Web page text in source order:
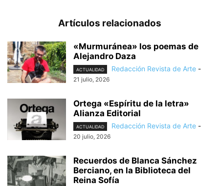
Artículos relacionados
«Murmuránea» los poemas de
Alejandro Daza
ACTUALIDAD Redacción Revista de Arte -
21 julio, 2026
Ortega «Espíritu de la letra»
Alianza Editorial
ACTUALIDAD Redacción Revista de Arte -
20 julio, 2026
Recuerdos de Blanca Sánchez
Berciano, en la Biblioteca del
Reina Sofía